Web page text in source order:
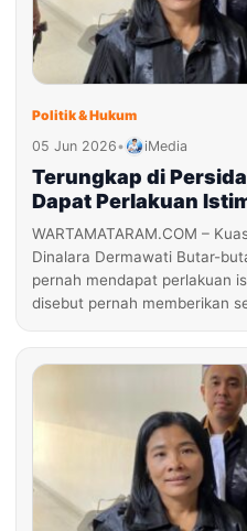
Politik & Hukum
05 Jun 2026• iMedia
Terungkap di
Dapat Perlakuan
WARTAMATARAM.COM –
Dinalara Dermawati Butar-
pernah mendapat perlakuan
disebut pernah memberikan